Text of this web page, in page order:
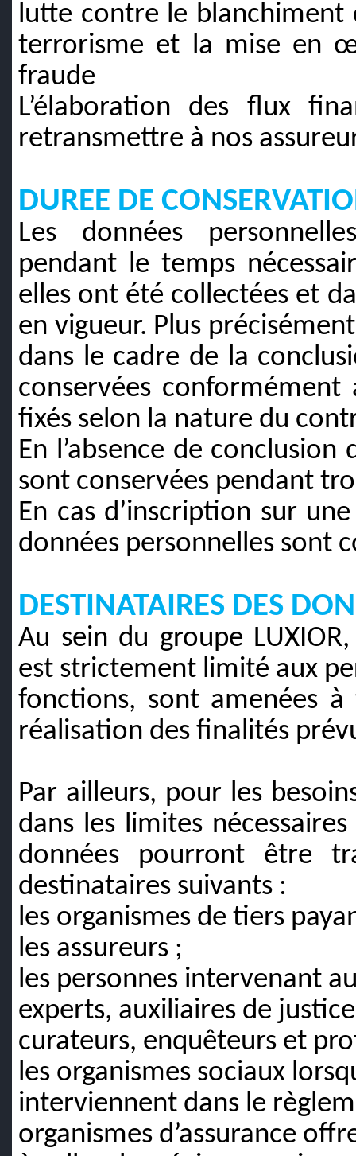
lutte contre le blanchiment
terrorisme et la mise en
fraude
L’élaboration des flux
retransmettre à nos
DUREE DE
Les données
pendant le temps
elles ont été collectées et
en vigueur. Plus
dans le cadre de la
conservées
fixés selon la nature du
En l’absence de
sont conservées pendant
En cas d’inscription sur
données personnelles sont
DESTINATAIRES DES
Au sein du groupe
est strictement limité aux
fonctions, sont amenées
réalisation des finalités
Par ailleurs, pour les
dans les limites
données pourront être
destinataires suivants :
les organismes de tiers
les assureurs ;
les personnes intervenant
experts, auxiliaires de
curateurs, enquêteurs et
les organismes sociaux
interviennent dans le
organismes d’assurance